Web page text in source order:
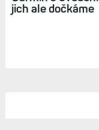
Snadnější